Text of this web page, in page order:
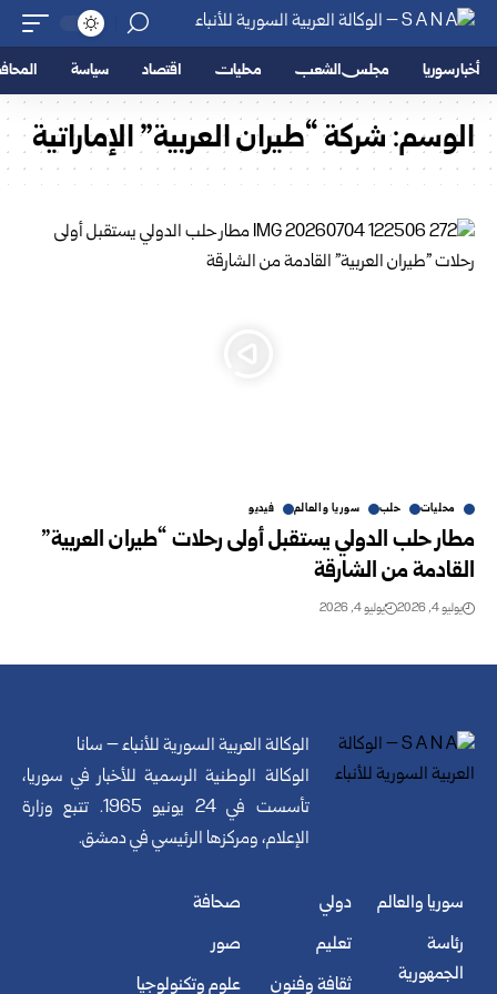
أخبار سوريا مجلس الشعب محليات اقتصاد سياسة
الوسم:شركة “‌‏طيران ‏العربية” ‏الإماراتية
محليات حلب سوريا والعالم فيديو
مطار حلب الدولي يستقبل أولى رحلات “طيران العربية”
القادمة من ‌‏الشارقة
يوليو 4, 2026 يوليو 4, 2026
الوكالة العربية السورية للأنباء – سانا
الوكالة الوطنية الرسمية للأخبار في سوريا،
تأسست في 24 يونيو 1965. تتبع وزارة
الإعلام، ومركزها الرئيسي في دمشق.
سوريا والعالم
رئاسة
الجمهورية
دولي
تعليم
ثقافة وفنون
صحافة
صور
علوم وتكنولوجيا